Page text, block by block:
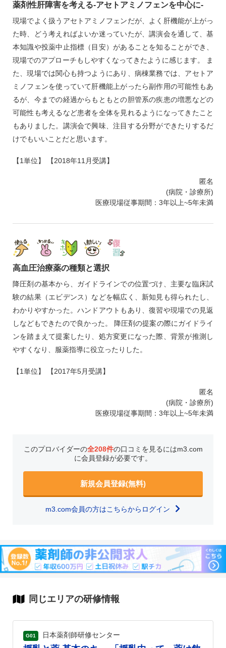
薬剤性肝障害を考える‐アセトアミノフェンを中心に‐
現場でよく扱うアセトアミノフェンだが、よく肝機能が上がっ
た時、どう考えればよいか迷っていたが、講演会を通して、基
本知識や投薬中止指標（目安）があることを知ることができ、
現場でのアプローチもしやすくなってきたように感じます。 ま
た、現場では関心も持つようにあり、病棟業務では、アセトア
ミノフェンを使っていて肝機能上がったら副作用の可能性もあ
るが、今までの経過からもともとの胆管系の疾患の増悪などの
可能性も考えるなど患者を全体を見れるようになってきたこと
もありました。講演会で興味、注目する分野ができたりするだ
けでもいいことだと思います。
【1単位】 【2018年11月受講】
匿名
(病院・診療所)
医療現場従事期間：3年以上~5年未満
高血圧治療薬の種類と選択
降圧剤の基本から、ガイドラインでの位置づけ、主要な臨床試
験の結果（エビデンス）などを幅広く、新知見も得られたし、
わかりやすかった。ハンドアウトもあり、復習や現場での見返
しなどもできたので良かった。 降圧剤の提案の際にガイドライ
ンを踏まえて提案したり、処方変更になった際、背景が推測し
やすくなり、服薬指導に役立ったりした。
【1単位】 【2017年5月受講】
匿名
(病院・診療所)
医療現場従事期間：3年以上~5年未満
このプロバイダーの全208件の口コミを見るにはm3.com
に会員登録が必要です。
新規会員登録(無料)
m3.com会員の方はこちらからログイン
同じエリアの研修情報
G01 日本薬剤師研修センター